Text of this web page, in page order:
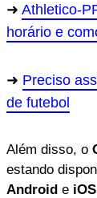
Athletico-
horário e
Preciso
de futebol
Além disso, o
estando
Android e iOS